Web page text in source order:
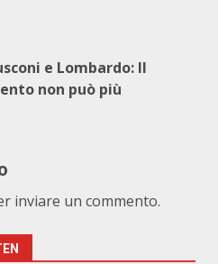
e Lombardo: Il
non può più
inviare un commento.